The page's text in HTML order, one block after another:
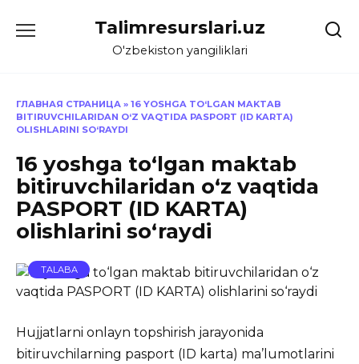
Talimresurslari.uz
O'zbekiston yangiliklari
ГЛАВНАЯ СТРАНИЦА » 16 YOSHGA TO‘LGAN MAKTAB
BITIRUVCHILARIDAN O‘Z VAQTIDA PASPORT (ID KARTA)
OLISHLARINI SO‘RAYDI
16 yoshga to‘lgan maktab
bitiruvchilaridan o‘z vaqtida
PASPORT (ID KARTA)
olishlarini so‘raydi
TALABA
Hujjatlarni onlayn topshirish jarayonida
bitiruvchilarning pasport (ID karta) ma’lumotlarini